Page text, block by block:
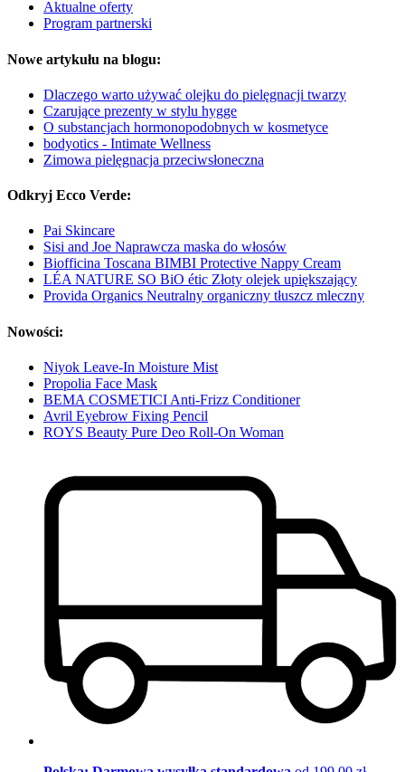
Aktualne oferty
Program partnerski
Nowe artykułu na blogu:
Dlaczego warto używać olejku do pielęgnacji twarzy
Czarujące prezenty w stylu hygge
O substancjach hormonopodobnych w kosmetyce
bodyotics - Intimate Wellness
Zimowa pielęgnacja przeciwsłoneczna
Odkryj Ecco Verde:
Pai Skincare
Sisi and Joe Naprawcza maska do włosów
Biofficina Toscana BIMBI Protective Nappy Cream
LÉA NATURE SO BiO étic Złoty olejek upiększający
Provida Organics Neutralny organiczny tłuszcz mleczny
Nowości:
Niyok Leave-In Moisture Mist
Propolia Face Mask
BEMA COSMETICI Anti-Frizz Conditioner
Avril Eyebrow Fixing Pencil
ROYS Beauty Pure Deo Roll-On Woman